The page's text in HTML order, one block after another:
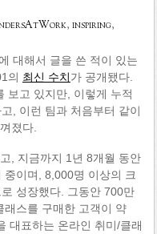
, inspiring,
에 대해서 글을 쓴 적이 있는
의 최신 수치가 공개됐다.
보고 있지만, 이렇게 누적
, 이런 팀과 처음부터 같이
졌다.
, 지금까지 1년 8개월 동안
이며, 8,000명 이상의 크
성장했다. 그동안 700만
래스를 구매한 고객이 약
대표하는 온라인 취미/클래